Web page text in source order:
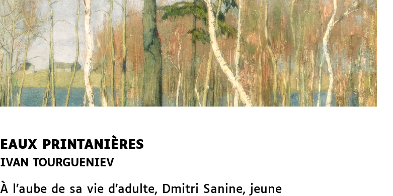
EAUX PRINTANIÈRES
IVAN TOURGUENIEV
À l’aube de sa vie d’adulte, Dmitri Sanine, jeune